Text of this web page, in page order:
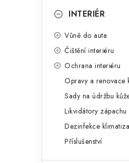
INTERIÉR
Vůně do auta
Čištění interiéru
Ochrana interiéru
Opravy a renovace
Sady na údržbu
Likvidátory
Dezinfekce
Příslušenství